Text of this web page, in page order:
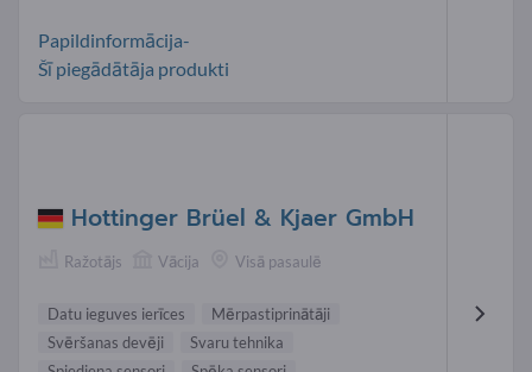
Papildinformācija-
Šī piegādātāja produkti
Hottinger Brüel & Kjaer GmbH
Ražotājs Vācija Visā pasaulē
Datu ieguves ierīces
Mērpastiprinātāji
Svēršanas devēji
Svaru tehnika